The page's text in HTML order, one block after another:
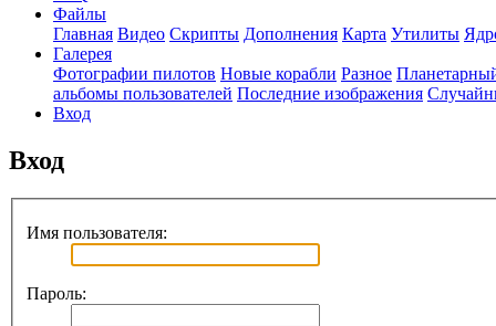
Файлы
Главная Видео Скрипты Дополнения Карта Утилиты
Галерея
Фотографии пилотов Новые корабли Разное
альбомы пользователей Последние изображения
Вход
Вход
Имя пользователя:
Пароль: